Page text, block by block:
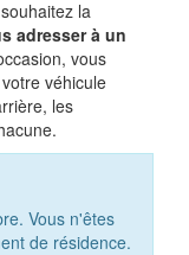
la
adresser à un
vous
véhicule
les
Vous n'êtes
de résidence.